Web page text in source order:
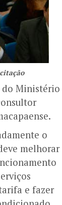
do Ministério
o
melhorar
e fazer